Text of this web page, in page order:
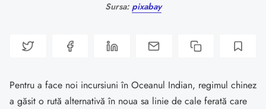
Sursa: pixabay
Pentru a face noi incursiuni în Oceanul Indian, regimul chinez
a găsit o rută alternativă în noua sa linie de cale ferată care